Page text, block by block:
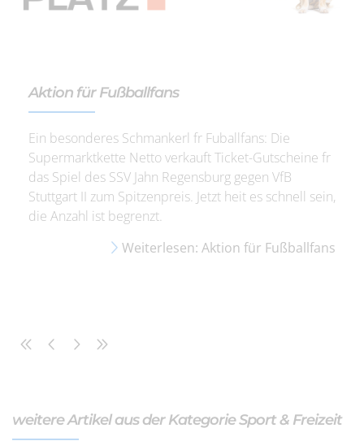
Aktion für Fußballfans
Ein besonderes Schmankerl fr Fuballfans: Die
Supermarktkette Netto verkauft Ticket-Gutscheine fr
das Spiel des SSV Jahn Regensburg gegen VfB
Stuttgart II zum Spitzenpreis. Jetzt heit es schnell sein,
die Anzahl ist begrenzt.
Weiterlesen: Aktion für Fußballfans
weitere Artikel aus der Kategorie Sport & Freizeit